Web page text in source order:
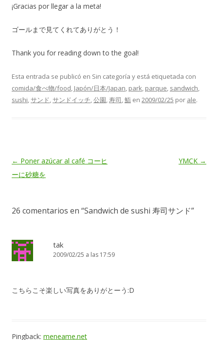
¡Gracias por llegar a la meta!
ゴールまで見てくれてありがとう！
Thank you for reading down to the goal!
Esta entrada se publicó en Sin categoría y está etiquetada con
comida/食べ物/food, Japón/日本/Japan, park, parque, sandwich,
sushi,サンド,サンドイッチ,公園,寿司,鮨 en 2009/02/25 por ale.
Navegación
de
← Poner azúcar al café コーヒ
ーに砂糖を
YMCK →
26 comentarios en “Sandwich de sushi 寿司サンド”
tak
2009/02/25 a las 17:59
こちらこそ楽しい写真をありがとーう:D
Pingback: meneame.net